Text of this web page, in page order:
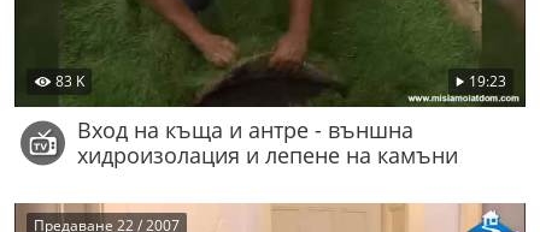
83 K 19:23
Вход на къща и антре - външна
хидроизолация и лепене на камъни
Предаване 22 / 2007